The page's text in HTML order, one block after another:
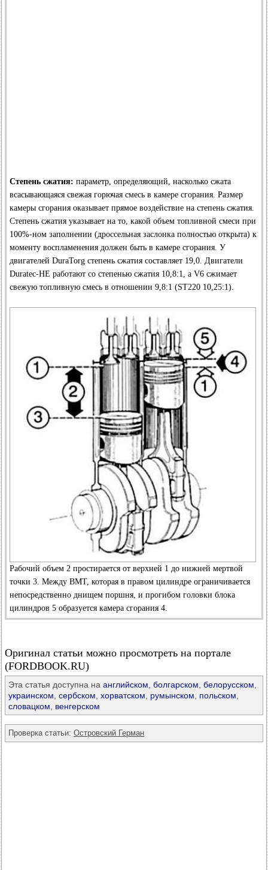
Степень сжатия: параметр, определяющий, насколько сжата
всасывающаяся свежая горючая смесь в камере сгорания. Размер
камеры сгорания оказывает прямое воздействие на степень сжатия.
Степень сжатия указывает на то, какой объем топливной смеси при
100%-ном заполнении (дроссельная заслонка полностью открыта) к
моменту воспламенения должен быть в камере сгорания. У
двигателей DuraTorg степень сжатия составляет 19,0. Двигатели
Duratec-HE работают со степенью сжатия 10,8:1, а V6 сжимает
свежую топливную смесь в отношении 9,8:1 (ST220 10,25:1).
Рабочий объем 2 простирается от верхней 1 до нижней мертвой
точки 3. Между ВМТ, которая в правом цилиндре ограничивается
непосредственно днищем поршня, и прогибом головки блока
цилиндров 5 образуется камера сгорания 4.
Оригинал статьи можно просмотреть на портале
(FORDBOOK.RU)
Эта статья доступна на английском болгарском белорусском
украинском сербском хорватском румынском польском
словацком
венгерском
Проверка статьи: Островский Герман